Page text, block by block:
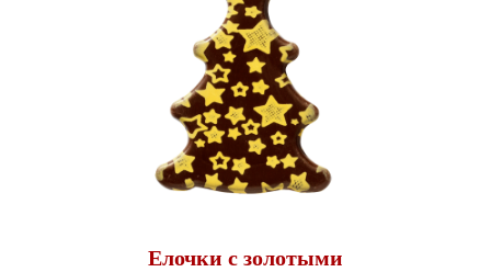
Елочки с золотыми